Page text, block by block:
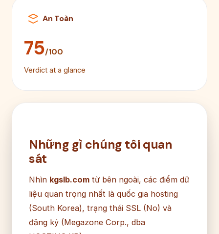
An Toàn
75/100
Verdict at a glance
Những gì chúng tôi quan
sát
Nhìn kgslb.com từ bên ngoài, các điểm dữ
liệu quan trọng nhất là quốc gia hosting
(South Korea), trạng thái SSL (No) và
đăng ký (Megazone Corp., dba